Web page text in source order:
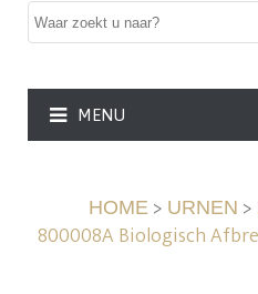
MENU
HOME> URNEN >
800008A Biologisch